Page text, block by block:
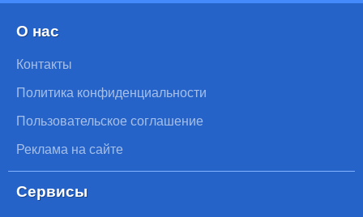
О нас
Контакты
Политика конфиденциальности
Пользовательское соглашение
Реклама на сайте
Сервисы